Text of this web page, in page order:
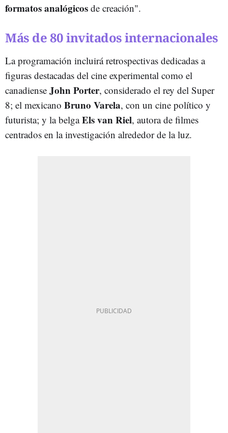
formatos analógicos de creación".
Más de 80 invitados internacionales
La programación incluirá retrospectivas dedicadas a
figuras destacadas del cine experimental como el
canadiense John Porter, considerado el rey del Super
8; el mexicano Bruno Varela, con un cine político y
futurista; y la belgaEls van Riel, autora de filmes
centrados en la investigación alrededor de la luz.